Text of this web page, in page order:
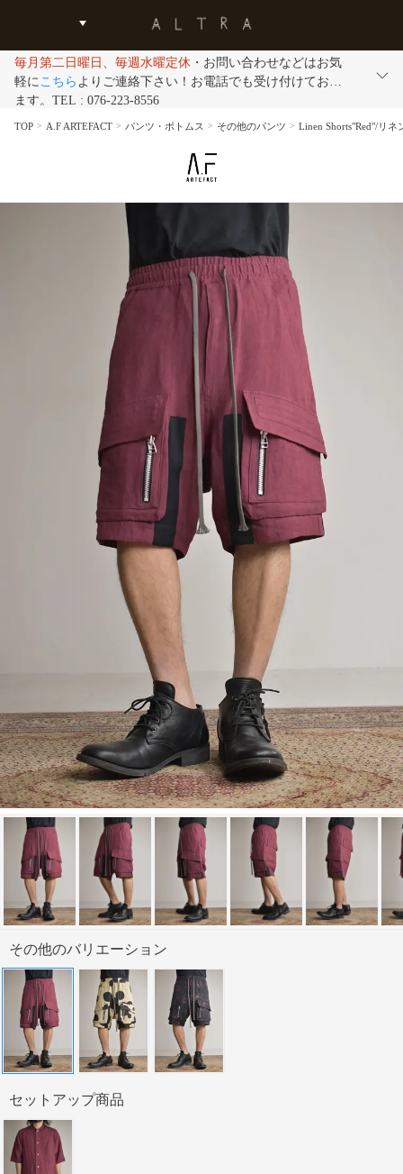
毎月第二日曜日、毎週水曜定休 ・お問い合わせなどはお気
軽にこちら よりご連絡下さい！お電話でも受け付けており
ます。TEL : 076-223-8556
TOP A.F ARTEFACT パンツ・ボトムス その他のパンツ Linen Shorts"Red"/リ
その他のバリエーション
セットアップ商品